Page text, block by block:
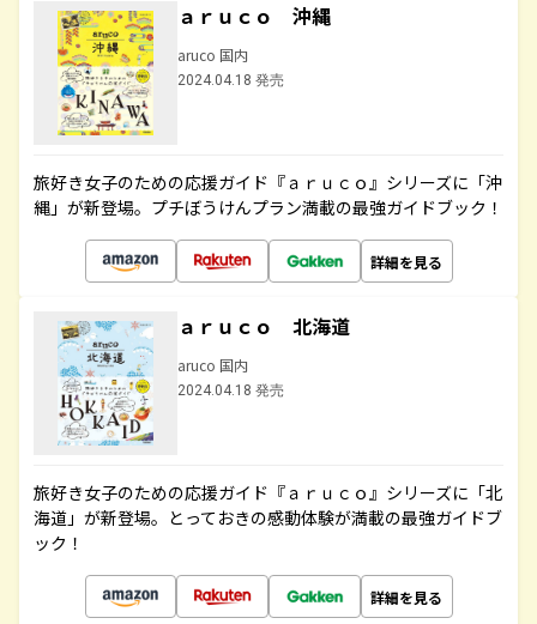
ａｒｕｃｏ 沖縄
aruco 国内
2024.04.18 発売
旅好き女子のための応援ガイド『ａｒｕｃｏ』シリーズに「沖
縄」が新登場。プチぼうけんプラン満載の最強ガイドブック！
詳細を見る
ａｒｕｃｏ 北海道
aruco 国内
2024.04.18 発売
旅好き女子のための応援ガイド『ａｒｕｃｏ』シリーズに「北
海道」が新登場。とっておきの感動体験が満載の最強ガイドブ
ック！
詳細を見る